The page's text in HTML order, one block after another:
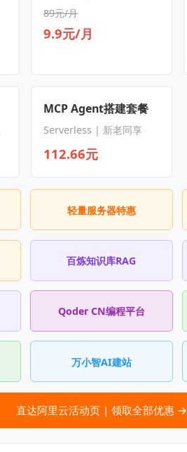
89元/月
9.9元/月
MCP Agent搭建套餐
Serverless | 新老同享
112.66元
轻量服务器特惠
百炼知识库RAG
Qoder CN编程平台
万小智AI建站
直达阿里云活动页 | 领取全部优惠 →